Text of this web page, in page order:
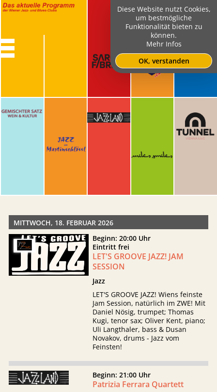
MITTWOCH, 18. FEBRUAR 2026
Beginn: 20:00 Uhr
Eintritt frei
LET'S GROOVE JAZZ! JAM
SESSION
Jazz
LET'S GROOVE JAZZ! Wiens feinste
Jam Session, natürlich im ZWE! Mit
Daniel Nösig, trumpet; Thomas
Kugi, tenor sax; Oliver Kent, piano;
Uli Langthaler, bass & Dusan
Novakov, drums - Jazz vom
Feinsten!
Beginn: 21:00 Uhr
Patrizia Ferrara Quartett
Diese Website nutzt Cookies,
um bestmögliche
Funktionalität bieten zu
können.
Mehr Infos
OK, verstanden